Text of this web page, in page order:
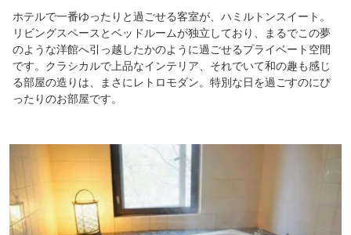
ホテルで一番ゆったりと過ごせる客室が、ハミルトンスイート。
リビングスペースとベッドルームが独立しており、まるでこの夢
のような洋館へ引っ越したかのように過ごせるプライベート空間
です。クラシカルで上品なインテリア、それでいて和の趣も感じ
る部屋の造りは、まさにレトロモダン。特別な日を過ごすのにぴ
ったりのお部屋です。